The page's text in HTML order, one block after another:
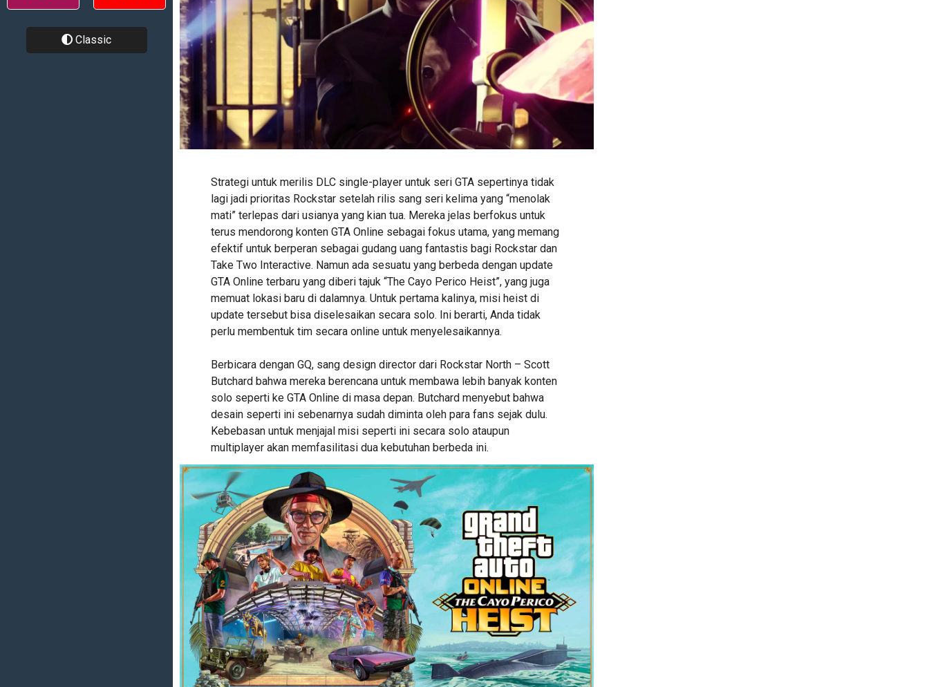
Classic
Strategi untuk merilis DLC single-player untuk seri GTA sepertinya tidak
lagi jadi prioritas Rockstar setelah rilis sang seri kelima yang “menolak
mati” terlepas dari usianya yang kian tua. Mereka jelas berfokus untuk
terus mendorong konten GTA Online sebagai fokus utama, yang memang
efektif untuk berperan sebagai gudang uang fantastis bagi Rockstar dan
Take Two Interactive. Namun ada sesuatu yang berbeda dengan update
GTA Online terbaru yang diberi tajuk “The Cayo Perico Heist”, yang juga
memuat lokasi baru di dalamnya. Untuk pertama kalinya, misi heist di
update tersebut bisa diselesaikan secara solo. Ini berarti, Anda tidak
perlu membentuk tim secara online untuk menyelesaikannya.
Berbicara dengan GQ, sang design director dari Rockstar North – Scott
Butchard bahwa mereka berencana untuk membawa lebih banyak konten
solo seperti ke GTA Online di masa depan. Butchard menyebut bahwa
desain seperti ini sebenarnya sudah diminta oleh para fans sejak dulu.
Kebebasan untuk menjajal misi seperti ini secara solo ataupun
multiplayer akan memfasilitasi dua kebutuhan berbeda ini.